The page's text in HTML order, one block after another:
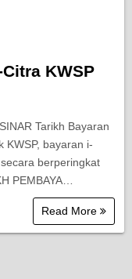
KWSP
Tarikh Bayaran
KWSP, bayaran i-
berperingkat
PEMBAYA…
Read More